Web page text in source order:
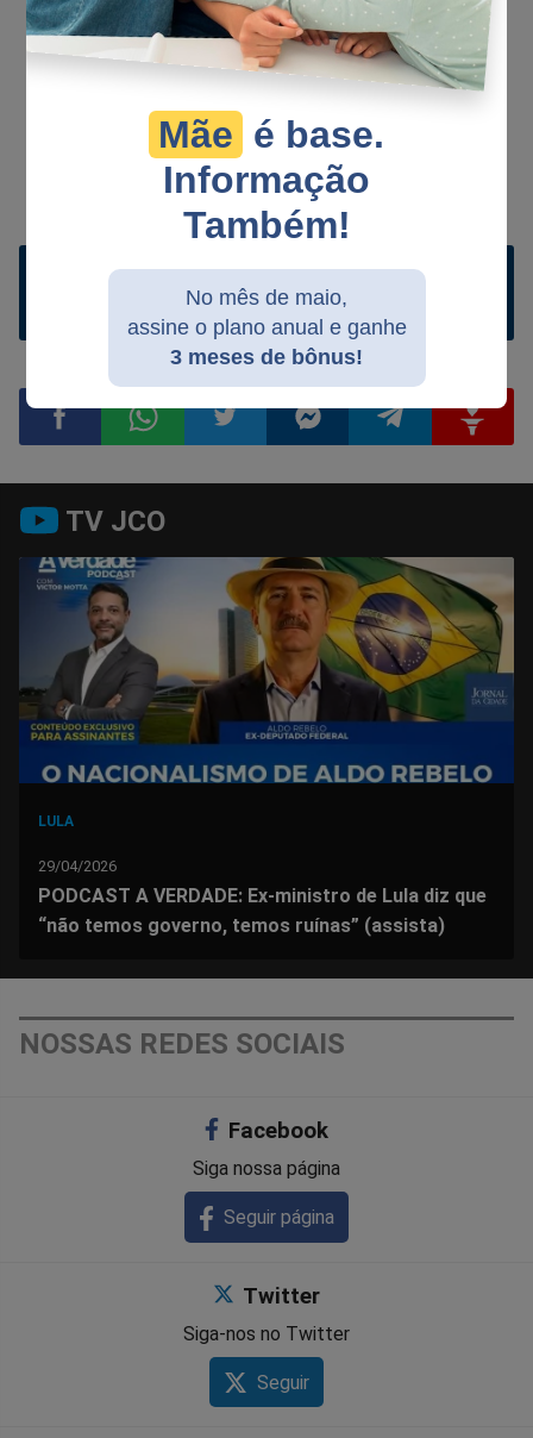
Mãe é base.
Informação
Também!
No mês de maio,
assine o plano anual e ganhe
3 meses de bônus!
Bernadete Freire Campos
Cidadã brasileira, especialista em neurociência, estudiosa do
comportamento humano no contexto político.
Ler comentários e comentar
Compartilhar
no
Facebook
no
Whatsapp
no
Twitter
no
Messenger
no
Telegram
no
Gettr
TV JCO
LULA
29/04/2026
PODCAST A VERDADE: Ex-ministro de Lula diz que
“não temos governo, temos ruínas” (assista)
NOSSAS REDES SOCIAIS
Facebook
Siga nossa página
Seguir página
Twitter
Siga-nos no Twitter
Seguir